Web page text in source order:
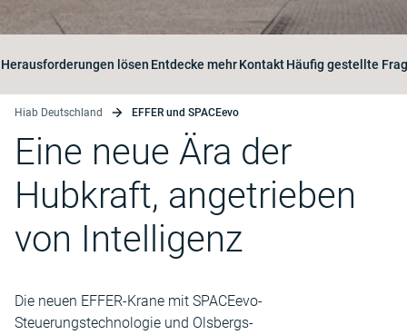
Herausforderungen lösen Entdecke mehrKontaktHäufig gestellte
Hiab Deutschland EFFER und SPACEevo
Eine neue Ära der
Hubkraft, angetrieben
von Intelligenz
Die neuen EFFER-Krane mit SPACEevo-
Steuerungstechnologie und Olsbergs-